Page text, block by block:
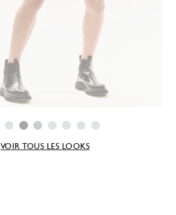
VOIR TOUS LES LOOKS